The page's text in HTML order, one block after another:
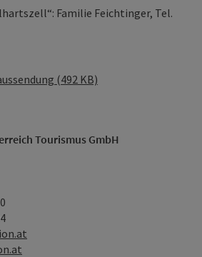
Familie Feichtinger, Tel.
(492 KB)
Tourismus GmbH